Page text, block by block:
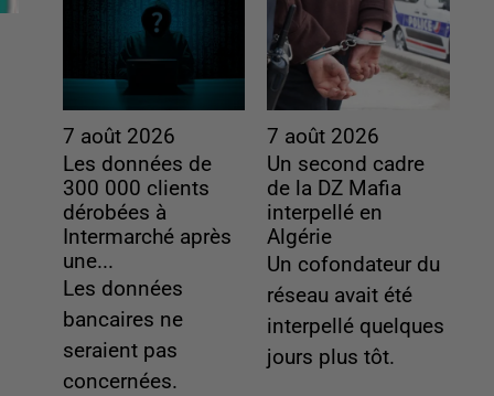
7 août 2026
Les données de
300 000 clients
dérobées à
Intermarché après
une...
Les données
bancaires ne
seraient pas
concernées.
7 août 2026
Un second cadre
de la DZ Mafia
interpellé en
Algérie
Un cofondateur du
réseau avait été
interpellé quelques
jours plus tôt.